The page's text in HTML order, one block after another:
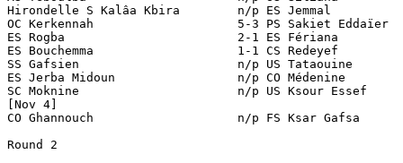
Hirondelle S Kalâa Kbira	n/p ES Jemmal				[ES Jemmal disqualified]
OC Kerkennah			5-3 PS Sakiet Eddaïer
ES Rogba			2-1 ES Fériana
ES Bouchemma			1-1 CS Redeyef				[1-1 aet; 4-3 pen]
SS Gafsien			n/p US Tataouine			[US Tataouine disqualified]
ES Jerba Midoun			n/p CO Médenine				[ES Jerba Midoun disqualified]
SC Moknine			n/p US Ksour Essef			[US Ksour Essef disqualified]
[Nov 4]
CO Ghannouch			n/p FS Ksar Gafsa			[CO Ghannouch disqualified]
Round 2